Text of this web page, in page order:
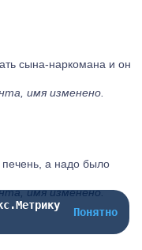
сына-наркомана и он
имя изменено.
а надо было
имя изменено.
Понятно